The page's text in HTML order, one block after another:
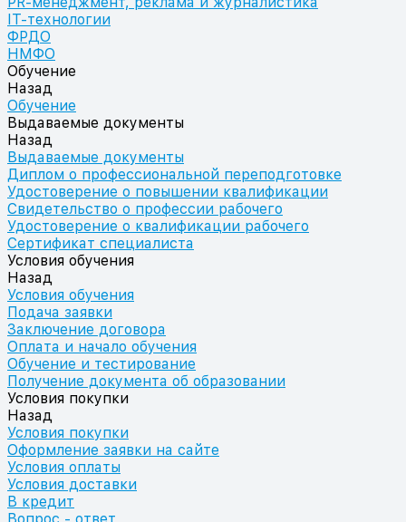
IT-технологии
ФРДО
НМФО
Обучение
Назад
Обучение
Выдаваемые документы
Назад
Выдаваемые документы
Диплом о профессиональной переподготовке
Удостоверение о повышении квалификации
Свидетельство о профессии рабочего
Удостоверение о квалификации рабочего
Сертификат специалиста
Условия обучения
Назад
Условия обучения
Подача заявки
Заключение договора
Оплата и начало обучения
Обучение и тестирование
Получение документа об образовании
Условия покупки
Назад
Условия покупки
Оформление заявки на сайте
Условия оплаты
Условия доставки
В кредит